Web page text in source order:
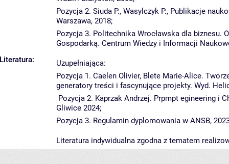
Literatura:
Pozycja 2. Siuda P., Wasylczyk P., Publikacje
Warszawa, 2018;
Pozycja 3. Politechnika Wrocławska dla biznesu.
Gospodarką. Centrum Wiedzy i Informacji
Uzupełniająca:
Pozycja 1. Caelen Olivier, Blete Marie-Alice.
generatory treści i fascynujące projekty. Wyd.
Pozycja 2. Kaprzak Andrzej. Prpmpt egineering i
Gliwice 2024;
Pozycja 3. Regulamin dyplomowania w ANSB,
Literatura indywidualna zgodna z tematem